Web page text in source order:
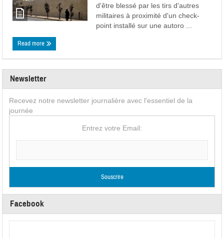
d'être blessé par les tirs d'autres
militaires à proximité d'un check-
point installé sur une autoro ...
Read more
Newsletter
Recevez notre newsletter journalière avec l'essentiel de la
journée
Entrez votre Email:
Facebook